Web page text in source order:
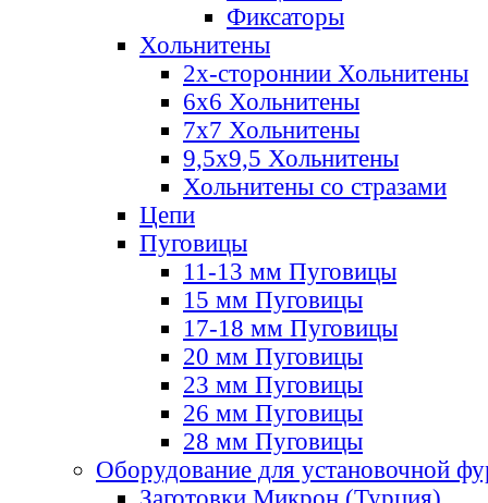
Фиксаторы
Хольнитены
2х-стороннии Хольнитены
6х6 Хольнитены
7х7 Хольнитены
9,5х9,5 Хольнитены
Хольнитены со стразами
Цепи
Пуговицы
11-13 мм Пуговицы
15 мм Пуговицы
17-18 мм Пуговицы
20 мм Пуговицы
23 мм Пуговицы
26 мм Пуговицы
28 мм Пуговицы
Оборудование для установочной